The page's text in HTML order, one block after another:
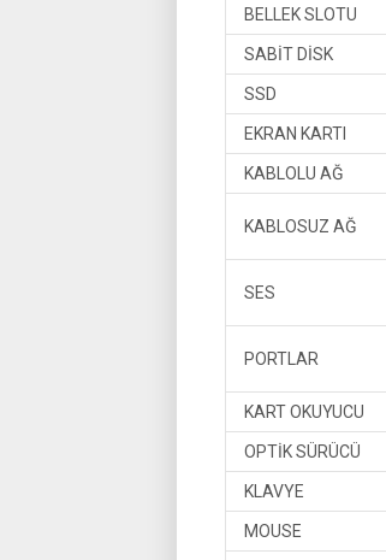
BELLEK SLOTU
SABİT DİSK
SSD
EKRAN KARTI
KABLOLU AĞ
KABLOSUZ AĞ
SES
PORTLAR
KART OKUYUCU
OPTİK SÜRÜCÜ
KLAVYE
MOUSE